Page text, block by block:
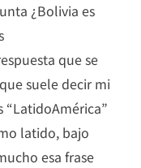
¿Bolivia es
que se
suele decir mi
“LatidoAmérica”
latido, bajo
esa frase